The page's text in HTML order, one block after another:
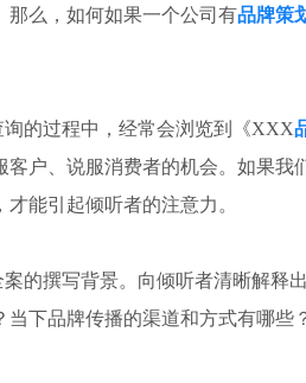
那么，如何如果一个公司有品牌策
的过程中，经常会浏览到《XXX
户、说服消费者的机会。如果我
能引起倾听者的注意力。
案的撰写背景。向倾听者清晰解释
下品牌传播的渠道和方式有哪